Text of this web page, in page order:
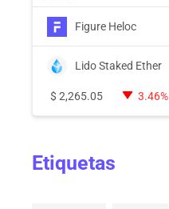
Figure Heloc
Lido Staked Ether
$ 2,265.05 3.46%
Etiquetas